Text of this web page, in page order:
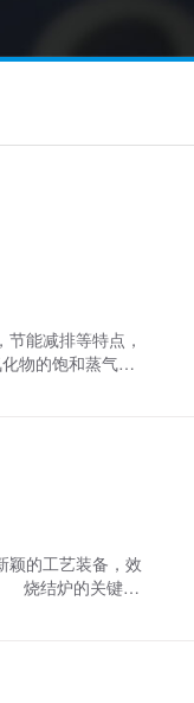
能减排等特点，
物的饱和蒸气压
的工艺装备，效
烧结炉的关键部
具有多种工艺